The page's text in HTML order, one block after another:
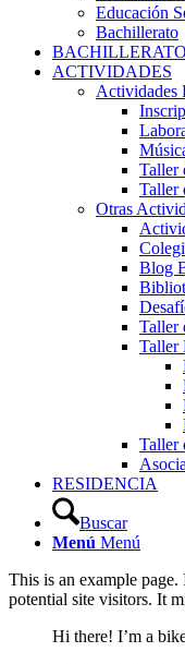
Educación
Bachillerato
BACHILLERATO
ACTIVIDADES
Actividades
Taller
Taller
Otras
Blog
Taller
Taller
Taller
RESIDENCIA
Buscar
Menú Menú
This is an example
potential site visitors. It
Hi there! I’m a